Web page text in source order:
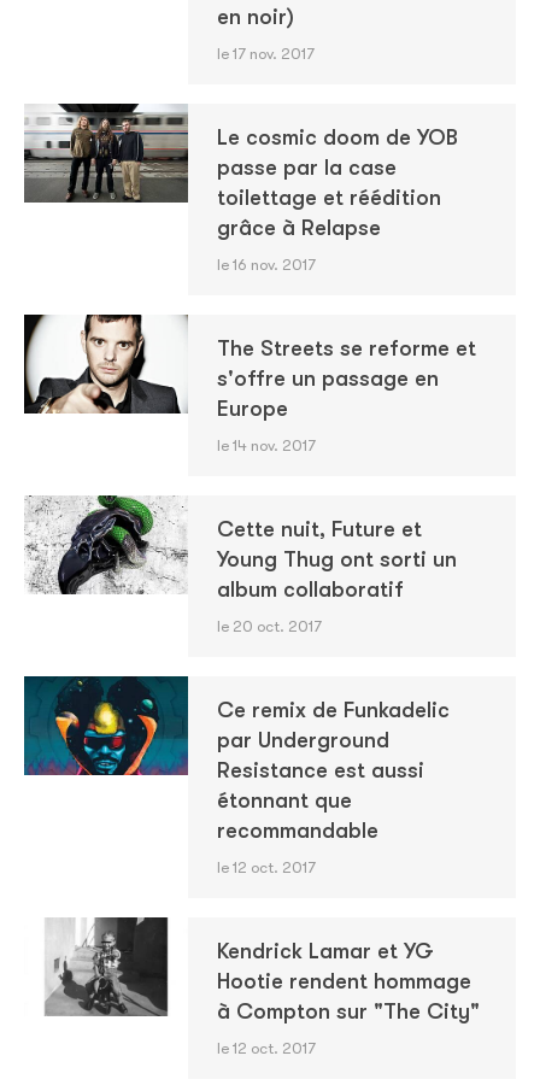
en noir)
le 17 nov. 2017
Le cosmic doom de YOB
passe par la case
toilettage et réédition
grâce à Relapse
le 16 nov. 2017
The Streets se reforme et
s'offre un passage en
Europe
le 14 nov. 2017
Cette nuit, Future et
Young Thug ont sorti un
album collaboratif
le 20 oct. 2017
Ce remix de Funkadelic
par Underground
Resistance est aussi
étonnant que
recommandable
le 12 oct. 2017
Kendrick Lamar et YG
Hootie rendent hommage
à Compton sur "The City"
le 12 oct. 2017